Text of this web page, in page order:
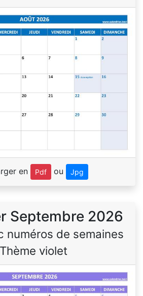
en Pdf ou Jpg
Septembre 2026
numéros de semaines
violet